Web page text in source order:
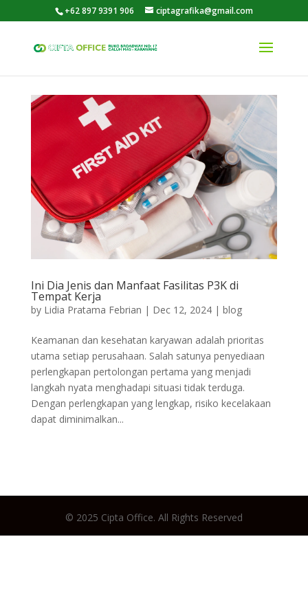
+62 897 9391 906 ciptagrafika@gmail.com
Ini Dia Jenis dan Manfaat Fasilitas P3K di
Tempat Kerja
by Lidia Pratama Febrian | Dec 12, 2024| blog
Keamanan dan kesehatan karyawan adalah prioritas
utama setiap perusahaan. Salah satunya penyediaan
perlengkapan pertolongan pertama yang menjadi
langkah nyata menghadapi situasi tidak terduga.
Dengan perlengkapan yang lengkap, risiko kecelakaan
dapat diminimalkan...
© 2025 Cipta Office. All Rights Reserved